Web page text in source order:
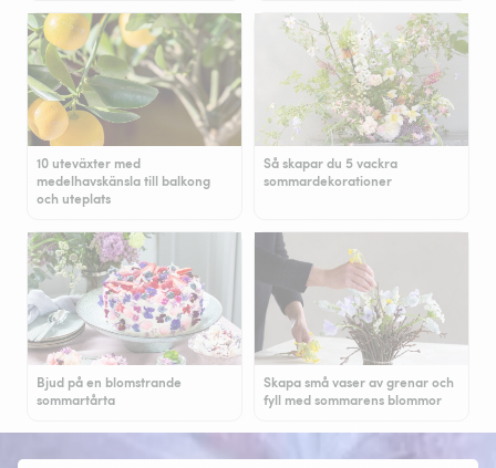
10 uteväxter med
medelhavskänsla till balkong
och uteplats
Så skapar du 5 vackra
sommardekorationer
Bjud på en blomstrande
sommartårta
Skapa små vaser av grenar och
fyll med sommarens blommor